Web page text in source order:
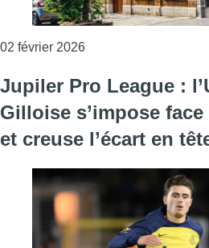
02 février 2026Consulter l'article
Jupiler Pro League :
Gilloise s’impose
et creuse l’écart en